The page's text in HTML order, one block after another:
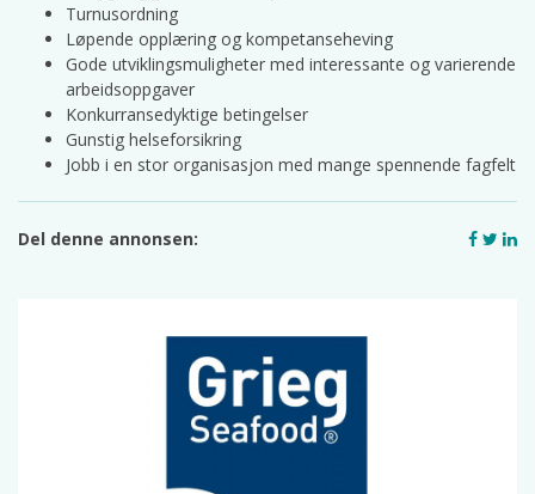
Turnusordning
Løpende opplæring og kompetanseheving
Gode utviklingsmuligheter med interessante og varierende
arbeidsoppgaver
Konkurransedyktige betingelser
Gunstig helseforsikring
Jobb i en stor organisasjon med mange spennende fagfelt
Del denne annonsen: